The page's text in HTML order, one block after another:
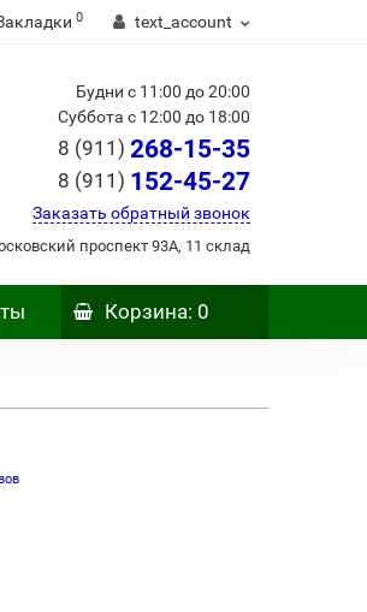
0 text_account
Будни с 11:00 до 20:00
Суббота с 12:00 до 18:00
8 (911) 268-15-35
8 (911) 152-45-27
Заказать обратный звонок
проспект 93А, 11 склад
Корзина: 0